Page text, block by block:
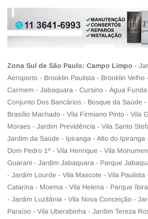
Zona Sul de São Paulo: Campo Limpo -
Aeroporto - Brooklin Paulista - Brooklin Velho
Carmem - Jabaquara - Cursino - Água
Conjunto Dos Bancários - Bosque da Saúde
Brasílio Machado - Vila Firmiano Pinto - Vila
Moraes - Jardim Previdência - Vila Santo
Jardim da Saúde - Ipiranga - Alto do Ipiranga
Dom Pedro 1º - Vila Henrique - Vila
Guarani - Jardim Jabaquara - Parque
- Jardim Lourde - Vila Mascote - Vila Paulista
Catarina - Moema - Vila Helena - Parque
- Jardim Luzitânia - Vila Nova Conceição -
Paraíso - Vila Uberabinha - Jardim Tereza